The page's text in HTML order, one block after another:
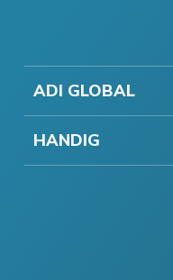
ADI GLOBAL
HANDIG